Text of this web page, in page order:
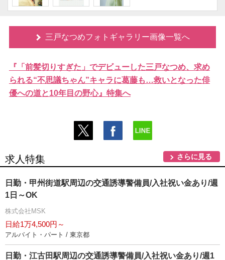
三戸なつめフォトギャラリー画像一覧へ
『「前髪切りすぎた」でデビューした三戸なつめ、求め
られる“不思議ちゃん”キャラに葛藤も…救いとなった俳
優への道と10年目の野心』特集へ
求人特集 さらに見る
日勤・甲州街道駅周辺の交通誘導警備員/入社祝い金あり/週
1日～OK
株式会社MSK
日給1万4,500円～
アルバイト・パート / 東京都
日勤・江古田駅周辺の交通誘導警備員/入社祝い金あり/週1